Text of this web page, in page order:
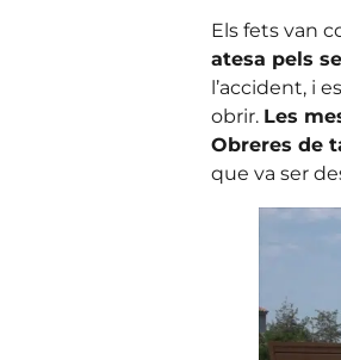
Els fets van
atesa pels
l’accident, i
obrir. Les
Obreres de
que va ser